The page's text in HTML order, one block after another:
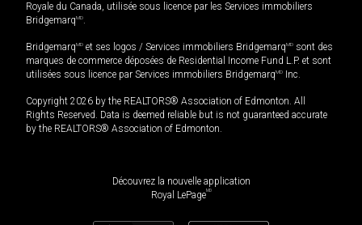
Royale du Canada, utilisée sous licence par les Services immobiliers
BridgemarqMD.
BridgemarqMD et ses logos / Services immobiliers BridgemarqMD sont des
marques de commerce déposées de Residential Income Fund L.P. et sont
utilisées sous licence par Services immobiliers BridgemarqMD Inc.
Copyright 2026 by the REALTORS® Association of Edmonton. All
Rights Reserved. Data is deemed reliable but is not guaranteed accurate
by the REALTORS® Association of Edmonton.
Découvrez la nouvelle application
Royal LePageMD